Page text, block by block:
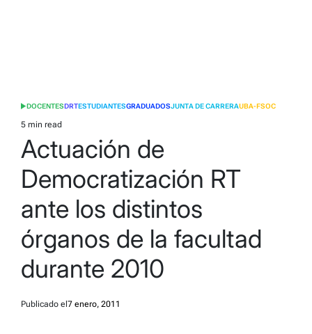
POSTED
IN
DOCENTESDRTESTUDIANTESGRADUADOSJUNTA DE CARRERAUBA-FSOC
Estimated
read
time
5 min read
Actuación de
Democratización RT
ante los distintos
órganos de la facultad
durante 2010
Publicado el 7 enero, 2011